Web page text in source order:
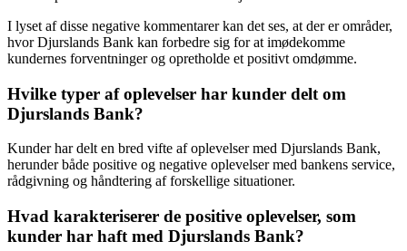
I lyset af disse negative kommentarer kan det ses, at der er områder,
hvor Djurslands Bank kan forbedre sig for at imødekomme
kundernes forventninger og opretholde et positivt omdømme.
Hvilke typer af oplevelser har kunder delt om
Djurslands Bank?
Kunder har delt en bred vifte af oplevelser med Djurslands Bank,
herunder både positive og negative oplevelser med bankens service,
rådgivning og håndtering af forskellige situationer.
Hvad karakteriserer de positive oplevelser, som
kunder har haft med Djurslands Bank?